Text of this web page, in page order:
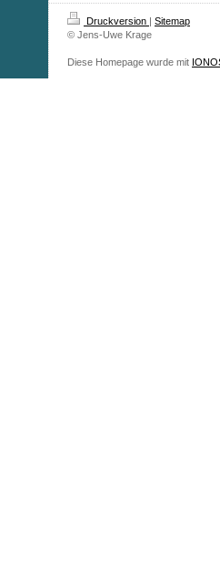
Druckversion | Sitemap
© Jens-Uwe Krage
Diese Homepage wurde mit